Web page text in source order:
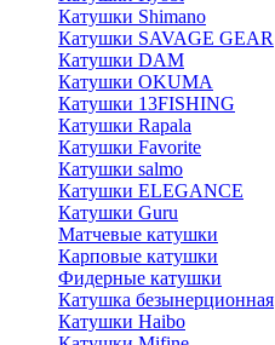
Катушки Shimano
Катушки SAVAGE GEAR
Катушки DAM
Катушки OKUMA
Катушки 13FISHING
Катушки Rapala
Катушки Favorite
Катушки salmo
Катушки ELEGANCE
Катушки Guru
Матчевые катушки
Карповые катушки
Фидерные катушки
Катушка безынерционная
Катушки Haibo